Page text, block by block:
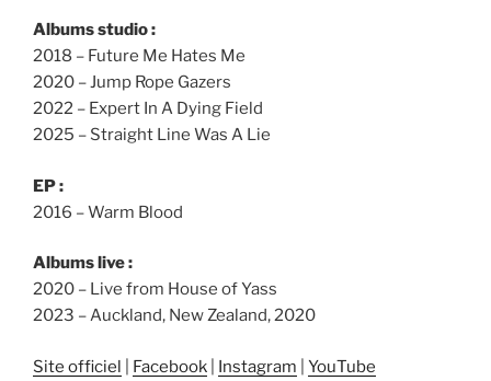
Albums studio :
2018 – Future Me Hates Me
2020 – Jump Rope Gazers
2022 – Expert In A Dying Field
2025 – Straight Line Was A Lie
EP :
2016 – Warm Blood
Albums live :
2020 – Live from House of Yass
2023 – Auckland, New Zealand, 2020
Site officiel Facebook Instagram
YouTube